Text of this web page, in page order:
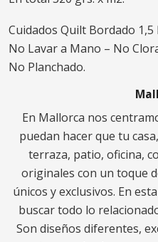
Cuidados Quilt Bordado 1,5
No Lavar a Mano – No
No Planchado.
En Mallorca nos
puedan hacer que tu
terraza, patio, oficina,
originales con un toque
únicos y exclusivos. En
buscar todo lo
Son diseños diferentes,